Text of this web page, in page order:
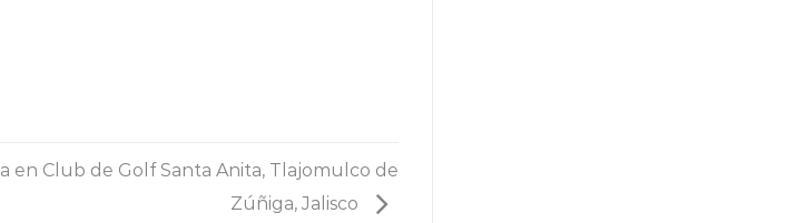
en Club de Golf Santa Anita, Tlajomulco de
Zúñiga, Jalisco